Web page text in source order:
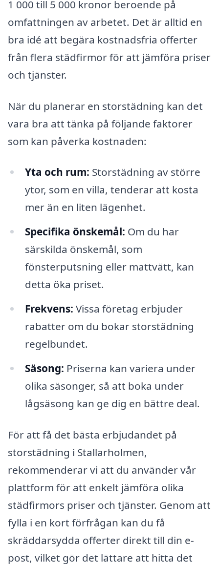
1 000 till 5 000 kronor beroende på
omfattningen av arbetet. Det är alltid en
bra idé att begära kostnadsfria offerter
från flera städfirmor för att jämföra priser
och tjänster.
När du planerar en storstädning kan det
vara bra att tänka på följande faktorer
som kan påverka kostnaden:
Yta och rum: Storstädning av större
ytor, som en villa, tenderar att kosta
mer än en liten lägenhet.
Specifika önskemål: Om du har
särskilda önskemål, som
fönsterputsning eller mattvätt, kan
detta öka priset.
Frekvens: Vissa företag erbjuder
rabatter om du bokar storstädning
regelbundet.
Säsong: Priserna kan variera under
olika säsonger, så att boka under
lågsäsong kan ge dig en bättre deal.
För att få det bästa erbjudandet på
storstädning i Stallarholmen,
rekommenderar vi att du använder vår
plattform för att enkelt jämföra olika
städfirmors priser och tjänster. Genom att
fylla i en kort förfrågan kan du få
skräddarsydda offerter direkt till din e-
post, vilket gör det lättare att hitta det